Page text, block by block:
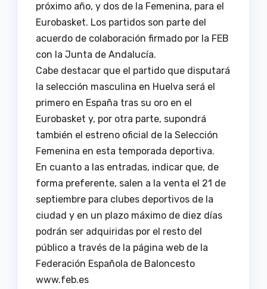
próximo año, y dos de la Femenina, para el
Eurobasket. Los partidos son parte del
acuerdo de colaboración firmado por la FEB
con la Junta de Andalucía.
Cabe destacar que el partido que disputará
la selección masculina en Huelva será el
primero en España tras su oro en el
Eurobasket y, por otra parte, supondrá
también el estreno oficial de la Selección
Femenina en esta temporada deportiva.
En cuanto a las entradas, indicar que, de
forma preferente, salen a la venta el 21 de
septiembre para clubes deportivos de la
ciudad y en un plazo máximo de diez días
podrán ser adquiridas por el resto del
público a través de la página web de la
Federación Española de Baloncesto
www.feb.es